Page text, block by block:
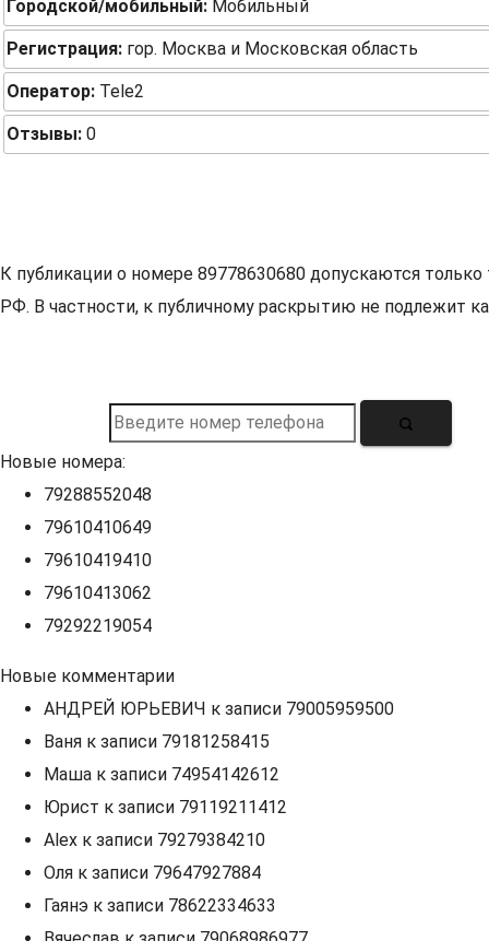
Городской/мобильный: Мобильный
Регистрация: гор. Москва и Московская область
Оператор: Tele2
Отзывы: 0
К публикации о номере 89778630680 допускаются
РФ. В частности, к публичному раскрытию не подлежит
Новые номера:
79288552048
79610410649
79610419410
79610413062
79292219054
Новые комментарии
АНДРЕЙ ЮРЬЕВИЧ к записи 79005959500
Ваня к записи 79181258415
Маша к записи 74954142612
Юрист к записи 79119211412
Alex к записи 79279384210
Оля к записи 79647927884
Гаянэ к записи 78622334633